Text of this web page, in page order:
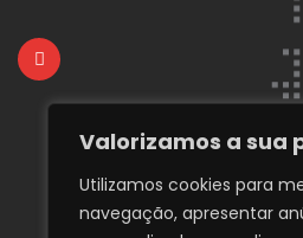
Valorizamos a sua
Utilizamos cookies para
navegação, apresentar